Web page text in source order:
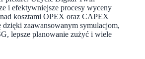
i efektywniejsze procesy wyceny
kosztami OPEX oraz CAPEX
dzięki zaawansowanym symulacjom,
lepsze planowanie zużyć i wiele